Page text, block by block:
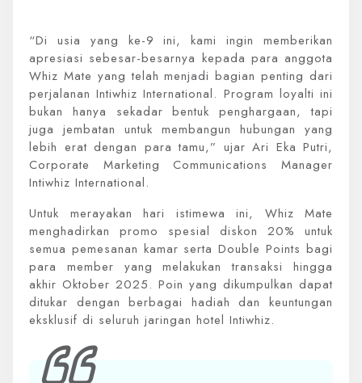
“Di usia yang ke-9 ini, kami ingin memberikan
apresiasi sebesar-besarnya kepada para anggota
Whiz Mate yang telah menjadi bagian penting dari
perjalanan Intiwhiz International. Program loyalti ini
bukan hanya sekadar bentuk penghargaan, tapi
juga jembatan untuk membangun hubungan yang
lebih erat dengan para tamu,” ujar Ari Eka Putri,
Corporate Marketing Communications Manager
Intiwhiz International.
Untuk merayakan hari istimewa ini, Whiz Mate
menghadirkan promo spesial diskon 20% untuk
semua pemesanan kamar serta Double Points bagi
para member yang melakukan transaksi hingga
akhir Oktober 2025. Poin yang dikumpulkan dapat
ditukar dengan berbagai hadiah dan keuntungan
eksklusif di seluruh jaringan hotel Intiwhiz.